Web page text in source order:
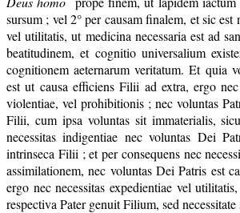
sursum ; vel 2° per causam finalem, et sic est
vel utilitatis, ut medicina necessaria est ad
beatitudinem, et cognitio universalium
cognitionem aeternarum veritatum. Et quia
est ut causa efficiens Filii ad extra, ergo nec
violentiae, vel prohibitionis ; nec voluntas
Filii, cum ipsa voluntas sit immaterialis,
necessitas indigentiae nec voluntas Dei
intrinseca Filii ; et per consequens nec
assimilationem, nec voluntas Dei Patris est
ergo nec necessitas expedientiae vel
respectiva Pater genuit Filium, sed